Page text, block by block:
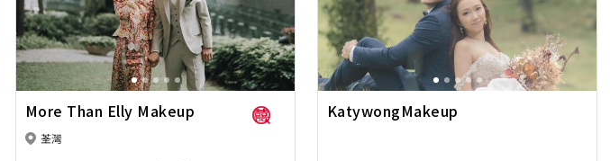
Previous Next
More Than Elly Makeup
荃灣
Previous
KatywongMakeup